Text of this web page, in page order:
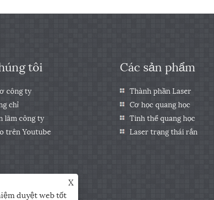
tôi
công ty
chỉ
lãm công ty
trên Youtube
Các sản phẩm
Thành phần Laser
Cơ học quang học
Tinh thể quang học
Laser trạng thái rắn
X
duyệt web tốt